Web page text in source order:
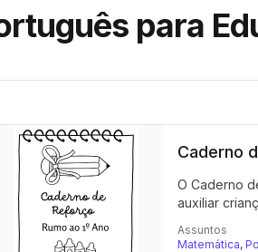
para
Caderno
O Caderno
auxiliar
Assuntos
Matemática,